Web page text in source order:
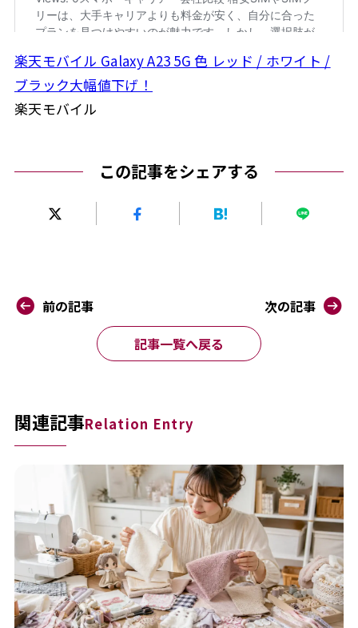
楽天モバイル Galaxy A23 5G 色 レッド / ホワイト /
ブラック大幅値下げ！
楽天モバイル
この記事をシェアする
前の記事
記事一覧へ戻る
次の記事
関連記事Relation Entry